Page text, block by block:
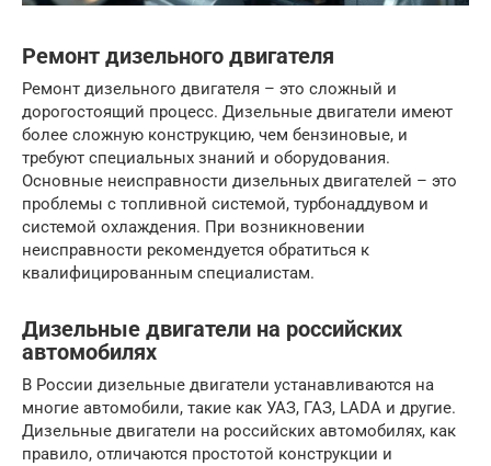
Ремонт дизельного двигателя
Ремонт дизельного двигателя – это сложный и
дорогостоящий процесс. Дизельные двигатели имеют
более сложную конструкцию, чем бензиновые, и
требуют специальных знаний и оборудования.
Основные неисправности дизельных двигателей – это
проблемы с топливной системой, турбонаддувом и
системой охлаждения. При возникновении
неисправности рекомендуется обратиться к
квалифицированным специалистам.
Дизельные двигатели на российских
автомобилях
В России дизельные двигатели устанавливаются на
многие автомобили, такие как УАЗ, ГАЗ, LADA и другие.
Дизельные двигатели на российских автомобилях, как
правило, отличаются простотой конструкции и